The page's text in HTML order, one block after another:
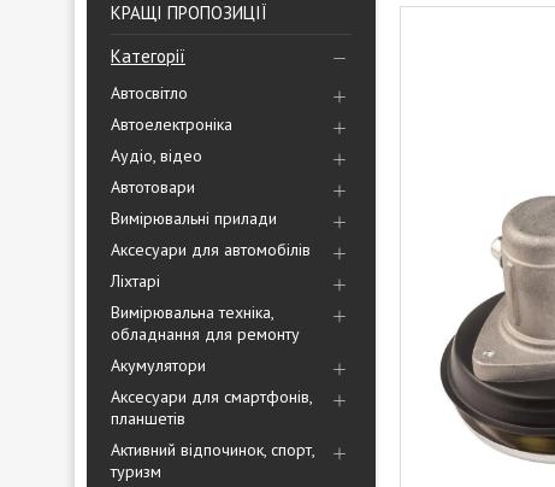
КРАЩІ ПРОПОЗИЦІЇ
Категорії
Автосвітло
Автоелектроніка
Аудіо, відео
Автотовари
Вимірювальні прилади
Аксесуари для автомобілів
Ліхтарі
Вимірювальна техніка,
обладнання для ремонту
Акумулятори
Аксесуари для смартфонів,
планшетів
Активний відпочинок, спорт,
туризм